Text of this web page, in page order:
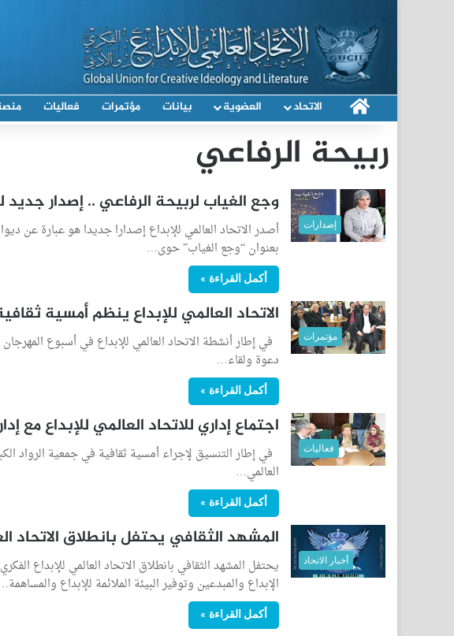
الرئيسيةالاتحاد العضوية بيانات مؤتمرات فعاليات
ربيحة الرفاعي
إصدارات
وجع الغياب لربيحة الرفاعي .. إصدار جديد
أصدر الاتحاد العالمي للإبداع إصدارا جديدا هو عبارة عن
بعنوان “وجع الغياب” حوى…
أكمل القراءة »
مؤتمرات
الاتحاد العالمي للإبداع ينظم أمسية
في إطار أنشطة الاتحاد العالمي للإبداع في أسبوع
دعوة ولقاء…
أكمل القراءة »
فعاليات
اجتماع إداري للاتحاد العالمي للإبداع مع
في إطار التنسيق لإجراء أمسية ثقافية في جمعية الرواد
العالمي…
أكمل القراءة »
أخبار الاتحاد
المشهد الثقافي يحتفل بانطلاق الاتحاد
يحتفل المشهد الثقافي بانطلاق الاتحاد العالمي للإبداع
الإبداع والمبدعين وتوفير البيئة الملائمة للإبداع
أكمل القراءة »